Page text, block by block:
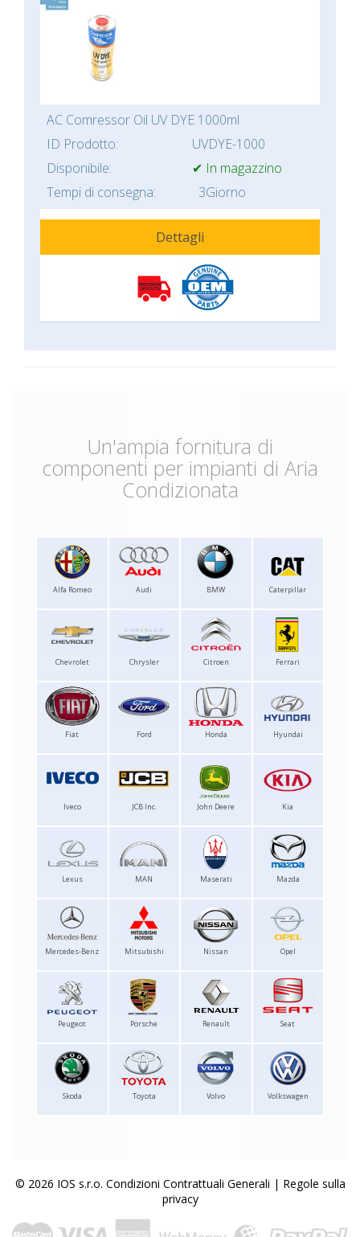
AC Comressor Oil UV DYE 1000ml
ID Prodotto:
UVDYE-1000
Disponibile:
✔ In magazzino
Tempi di consegna:
3Giorno
Dettagli
Un'ampia fornitura di
componenti per impianti di Aria
Condizionata
Alfa Romeo Audi BMW Caterpillar
Chevrolet Chrysler Citroen Ferrari
Fiat Ford Honda Hyundai
Iveco JCB Inc. John Deere Kia
Lexus MAN Maserati Mazda
Mercedes-Benz Mitsubishi Nissan Opel
Peugeot Porsche Renault Seat
Skoda Toyota Volvo Volkswagen
© 2026 IOS s.r.o. Condizioni Contrattuali Generali | Regole sulla
privacy